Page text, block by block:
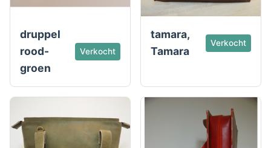
druppel
rood-
groen
Verkocht
tamara,
Tamara
Verkocht